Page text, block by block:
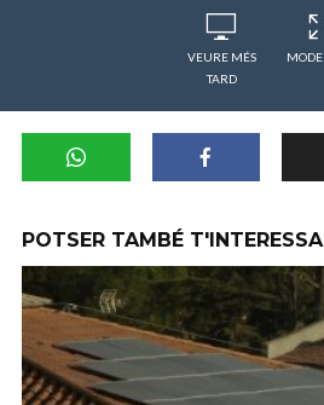
VEURE MÉS
TARD
MODE
POTSER TAMBÉ T'INTERESSA